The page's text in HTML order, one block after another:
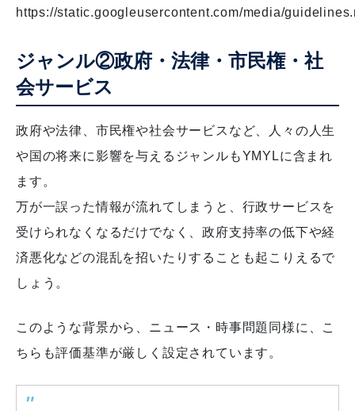
https://static.googleusercontent.com/media/
ジャンル②政府・法律・市民権・社
会サービス
政府や法律、市民権や社会サービスなど、人々の人生
や国の将来に影響を与えるジャンルもYMYLに含まれ
ます。
万が一誤った情報が流れてしまうと、行政サービスを
受けられなくなるだけでなく、政府支持率の低下や経
済悪化などの混乱を招いたりすることも起こりえるで
しょう。
このような背景から、ニュース・時事問題同様に、こ
ちらも評価基準が厳しく設定されています。